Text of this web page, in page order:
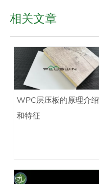
相关文章
WPC层压板的原理介绍
和特征